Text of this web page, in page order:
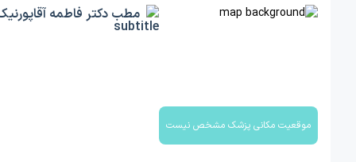
موقعیت مکانی پزشک مشخص نیست
مطب دکتر فاطمه